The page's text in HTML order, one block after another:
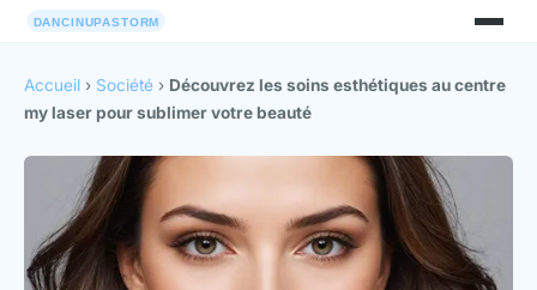
Accueil › Société › Découvrez les soins esthétiques au centre
my laser pour sublimer votre beauté